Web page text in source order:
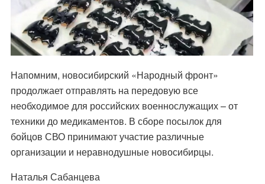
Напомним, новосибирский «Народный фронт»
продолжает отправлять на передовую все
необходимое для российских военнослужащих – от
техники до медикаментов. В сборе посылок для
бойцов СВО принимают участие различные
организации и неравнодушные новосибирцы.
Наталья Сабанцева